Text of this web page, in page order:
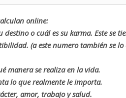
online:
destino o cuál es su karma. Este se
(a este numero también se
manera se realiza en la vida.
lo que realmente le importa.
amor, trabajo y salud.